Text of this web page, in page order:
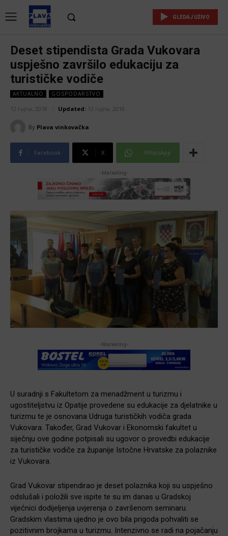
GLEDAJ UŽIVO
Deset stipendista Grada Vukovara
uspješno završilo edukaciju za
turističke vodiče
AKTUALNO GOSPODARSTVO
12 rujna, 2018 Updated: 12 rujna, 2018
By Plava vinkovačka
Facebook X WhatsApp
-Marketing-
-Marketing-
U suradnji s Fakultetom za menadžment u turizmu i
ugostiteljstvu iz Opatije provedene su edukacije za djelatnike u
turizmu te je osnovana Udruga turističkih vodiča grada
Vukovara. Također, Grad Vukovar i Ekonomski fakultet u
siječnju ove godine potpisali su ugovor o provedbi edukacije
za turističke vodiče za županije Istočne Hrvatske za polaznike
iz Vukovara.
Grad Vukovar stipendirao je deset polaznika koji su uspješno
odslušali i položili sve ispite te su im danas u Gradskoj
vijećnici dodijeljenja uvjerenja o završenom seminaru.
Gradskim vlastima ujedno je ovo bila prigoda pohvaliti se
pozitivnim brojkama u turizmu. Intenzivno se radi na pojačanju